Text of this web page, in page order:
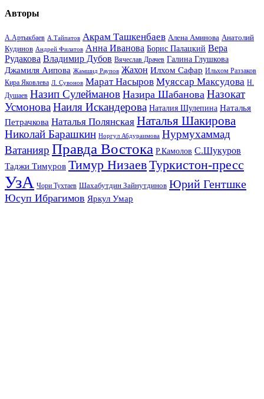
Авторы
А.Артыкбаев А.Тайпатов Акрам Ташкенбаев Алена Аминова Анатолий
Кудинов Андрей Филатов Анна Иванова Борис Палацкий Вера
Рудакова Владимир Дубов Вячеслав Драчев Галина Глушкова
Джамиля Аипова Жамшид Раупов Жахон Илхом Сафар Ильхом Раззаков
Кира Яковлева Л. Сувонов Марат Насыров Муяссар Максудова Н.
Душаев Назип Сулейманов Назира Шабанова Назокат
УсмоноваНаиля Искандерова Наталия Шулепина Наталья
Петрачкова Наталья Полянская Наталья Шакирова
Николай Барашкин Норгул Абдураимова Нурмухаммад
Ватанияр Правда Востока Р.Камолов С.Шукуров
Таджи Тимуров Тимур НизаевТуркистон-пресс
УзА Чори Тухтаев Шахабутдин Зайнутдинов Юрий Гентшке
Юсуп Ибрагимов Яркул Умар